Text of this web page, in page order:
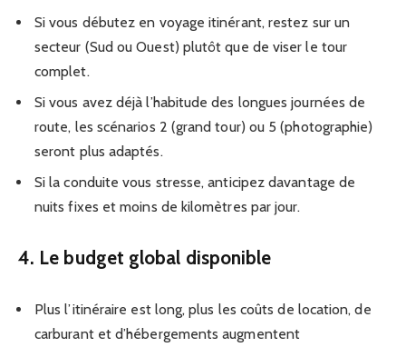
Si vous débutez en voyage itinérant, restez sur un
secteur (Sud ou Ouest) plutôt que de viser le tour
complet.
Si vous avez déjà l’habitude des longues journées de
route, les scénarios 2 (grand tour) ou 5 (photographie)
seront plus adaptés.
Si la conduite vous stresse, anticipez davantage de
nuits fixes et moins de kilomètres par jour.
4. Le budget global disponible
Plus l’itinéraire est long, plus les coûts de location, de
carburant et d’hébergements augmentent